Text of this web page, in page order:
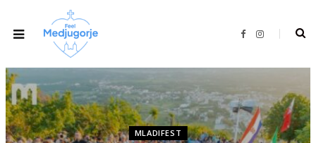
F
b
k
I
a
m
MLADIFEST